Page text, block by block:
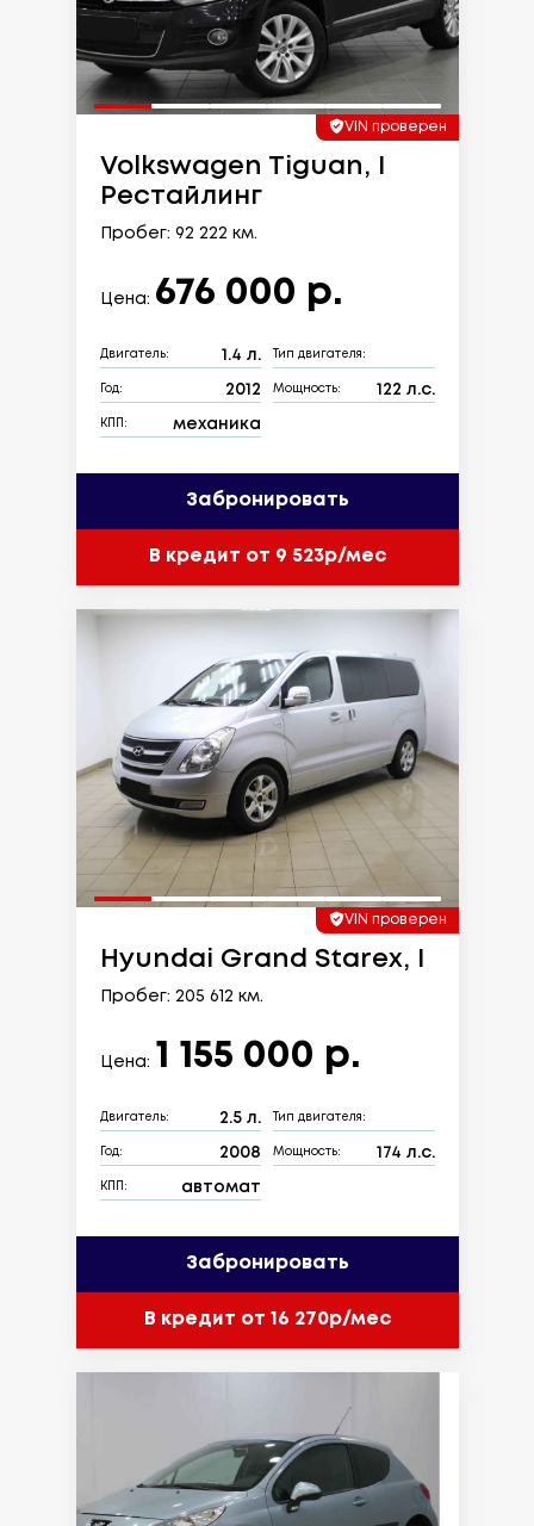
VIN проверен
Volkswagen Tiguan, I
Рестайлинг
Пробег: 92 222 км.
Цена: 676 000 р.
Двигатель: 1.4 л. Тип двигателя:
Год: 2012 Мощность: 122 л.с.
КПП: механика
Забронировать
В кредит от 9 523р/мес
VIN проверен
Hyundai Grand Starex, I
Пробег: 205 612 км.
Цена: 1 155 000 р.
Двигатель: 2.5 л. Тип двигателя:
Год: 2008 Мощность: 174 л.с.
КПП: автомат
Забронировать
В кредит от 16 270р/мес